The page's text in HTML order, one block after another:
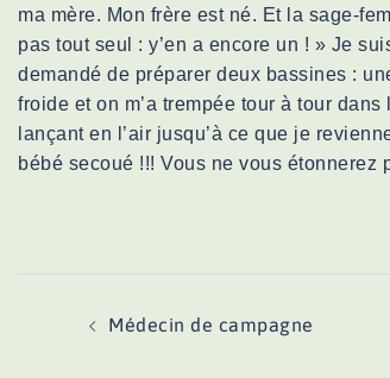
ma mère. Mon frère est né. Et la sage-
pas tout seul : y’en a encore un ! » Je
demandé de préparer deux bassines :
froide et on m’a trempée tour à tour dans
lançant en l’air jusqu’à ce que je
bébé secoué !!! Vous ne vous
Médecin de campagne